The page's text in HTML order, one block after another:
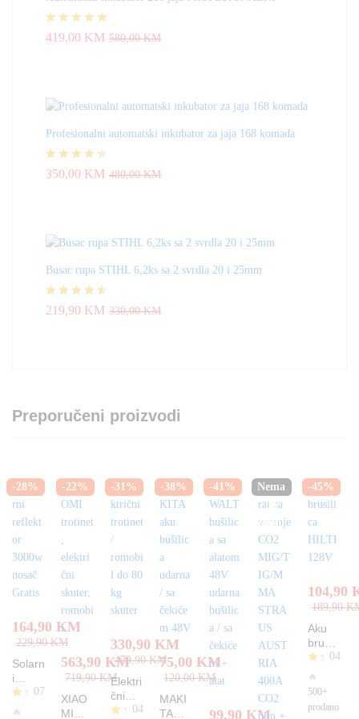
Ocjenjeno
419,00 KM 580,00KM
Profesionalni automatski inkubator za jaja 168 komada
Ocjenjeno
350,00 KM 480,00KM
Busac rupa STIHL 6,2ks sa 2 svrdla 20 i 25mm
Ocjenjeno
219,90 KM 330,00KM
Preporučeni proizvodi
-28%
164,90 KM
229,90KM
Solarn
i
reflekt
or
O
07
🔥
-22%
563,90KM
719,90KM
XIAO
MI
-31 %
330,90 KM
479,90KM
Elektri
čni
trotine
04
-38%
75,00KM
120,00KM
MAKI
TA
-41 %
99,90 KM
Nema
na
zalihi
-45%
104,90
189,90
Aku
brusili
ca
HILTI
128V
Oc
jen
o
04
🔥
500+
prodano